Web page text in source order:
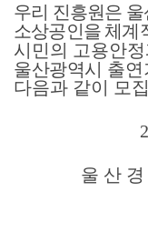
우리 진흥원은
소상공인을 체계
시민의 고용안
울산광역시 출연
다음과 같이 모
울 산